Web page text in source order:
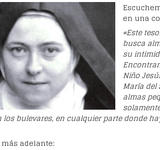
en una
«Este
busca
su
Niño
María del
almas
los bulevares, en cualquier parte donde
adelante: